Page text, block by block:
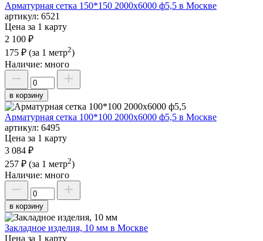
Арматурная сетка 150*150 2000х6000 ф5,5 в Москве
артикул: 6521
Цена за 1 карту
2 100 ₽
175 ₽ (за 1 метр2)
Наличие: много
в корзину
Арматурная сетка 100*100 2000х6000 ф5,5 в Москве
артикул: 6495
Цена за 1 карту
3 084 ₽
257 ₽ (за 1 метр2)
Наличие: много
в корзину
Закладное изделия, 10 мм в Москве
Цена за 1 карту